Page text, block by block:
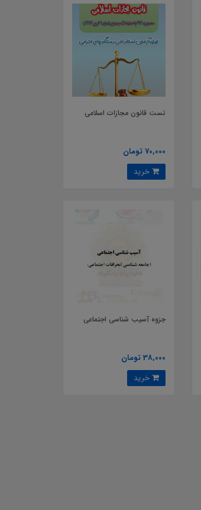
تست قانون مجازات اسلامی
70,000 تومان
خرید
جزوه آسیب شناسی اجتماعی
38,000 تومان
خرید